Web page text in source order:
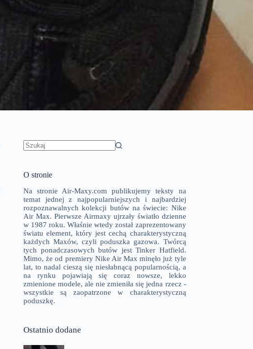
O stronie
Na stronie Air-Maxy.com publikujemy teksty na
temat jednej z najpopularniejszych i najbardziej
rozpoznawalnych kolekcji butów na świecie: Nike
Air Max. Pierwsze Airmaxy ujrzały światło dzienne
w 1987 roku. Właśnie wtedy został zaprezentowany
światu element, który jest cechą charakterystyczną
każdych Maxów, czyli poduszka gazowa. Twórcą
tych ponadczasowych butów jest Tinker Hatfield.
Mimo, że od premiery Nike Air Max minęło już tyle
lat, to nadal cieszą się niesłabnącą popularnością, a
na rynku pojawiają się coraz nowsze, lekko
zmienione modele, ale nie zmieniła się jedna rzecz -
wszystkie są zaopatrzone w charakterystyczną
poduszkę.
Ostatnio dodane